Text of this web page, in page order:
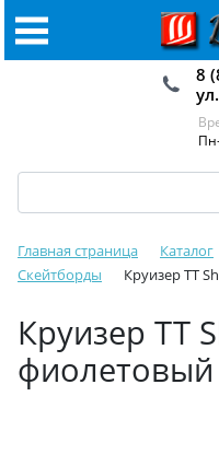
8
Главная страница Каталог
Скейтборды
Круизер TT
Круизер TT
фиолетовый